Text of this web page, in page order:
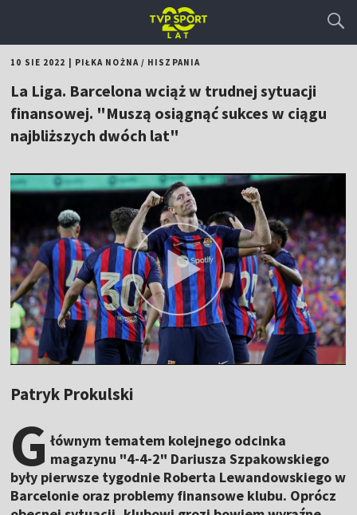
10 SIE 2022 PIŁKA NOŻNA/ HISZPANIA
La Liga. Barcelona wciąż w trudnej sytuacji
finansowej. "Muszą osiągnąć sukces w ciągu
najbliższych dwóch lat"
Patryk Prokulski
G łównym tematem kolejnego odcinka
magazynu "4-4-2" Dariusza Szpakowskiego
były pierwsze tygodnie Roberta Lewandowskiego w
Barcelonie oraz problemy finansowe klubu. Oprócz